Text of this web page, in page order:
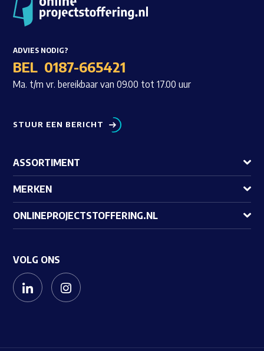
ADVIES NODIG?
BEL 0187-665421
Ma. t/m vr. bereikbaar van 09.00 tot 17.00 uur
STUUR EEN BERICHT
ASSORTIMENT
MERKEN
ONLINEPROJECTSTOFFERING.NL
VOLG ONS